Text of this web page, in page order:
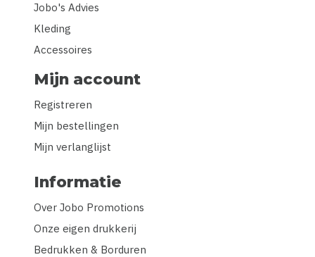
Jobo's Advies
Kleding
Accessoires
Mijn account
Registreren
Mijn bestellingen
Mijn verlanglijst
Informatie
Over Jobo Promotions
Onze eigen drukkerij
Bedrukken & Borduren